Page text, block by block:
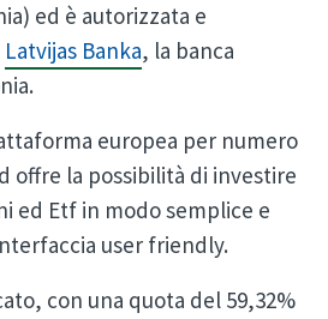
ed è autorizzata e
Latvijas Banka, la banca
europea per numero
offre la possibilità di investire
ed Etf in modo semplice e
user friendly.
con una quota del 59,32%